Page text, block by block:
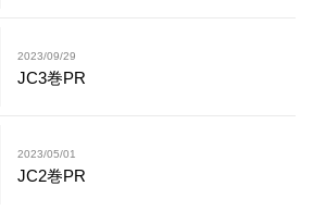
2023/09/29
JC3巻PR
2023/05/01
JC2巻PR